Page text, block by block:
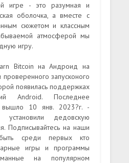
игре - это разумная и
оболочка, а вместе с
сюжетом и классным
атмосферой мы
игру.
Bitcoin на Андроид на
запусконого
появилась поддержках
Android. Последнее
вышло 10 янв. 2023?г. -
установили дедовскую
Подписывайтесь на наши
среди первых кто
игры и программы
на популярном